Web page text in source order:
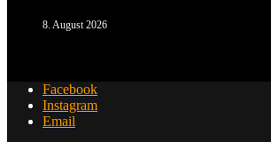
8. August 2026
Facebook
Instagram
Email